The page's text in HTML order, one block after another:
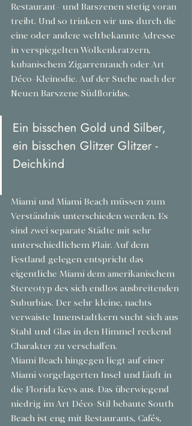
Restaurant- und Barszenen stetig voran
treibt. Und so trinken wir uns durch die
eine oder andere weltbekannte Adresse
in verspiegelten Wolkenkratzern,
kubanischem Zigarrenrauch oder Art
Déco-Kleinodie. Auf der Suche nach der
Neuen Barszene Südfloridas.
Ein bisschen Gold und Silber,
ein bisschen Glitzer Glitzer -
Deichkind
Miami und Miami Beach müssen zum
Verständnis unterschieden werden. Es
sind zwei separate Städte mit sehr
unterschiedlichem Flair. Auf dem
Festland gelegen entspricht das
eigentliche Miami dem amerikanischem
Stereotyp des sich endlos ausbreitenden
Suburbias. Der sehr kleine, nachts
verwaiste Innenstadtkern sucht sich aus
Stahl und Glas in den Himmel reckend
Charakter zu verschaffen.
Miami Beach hingegen liegt auf einer
Miami vorgelagerten Insel und läuft in
die Florida Keys aus. Das überwiegend
niedrig im Art Déco-Stil bebaute South
Beach ist eng mit Restaurants, Cafés,